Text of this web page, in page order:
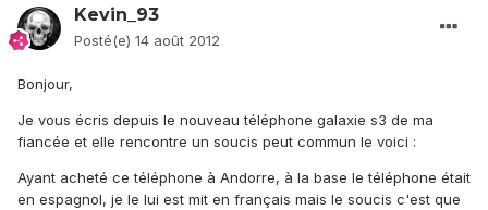
Kevin_93
Posté(e) 14 août 2012
Bonjour,
Je vous écris depuis le nouveau téléphone galaxie s3 de ma
fiancée et elle rencontre un soucis peut commun le voici :
Ayant acheté ce téléphone à Andorre, à la base le téléphone était
en espagnol, je le lui est mit en français mais le soucis c'est que